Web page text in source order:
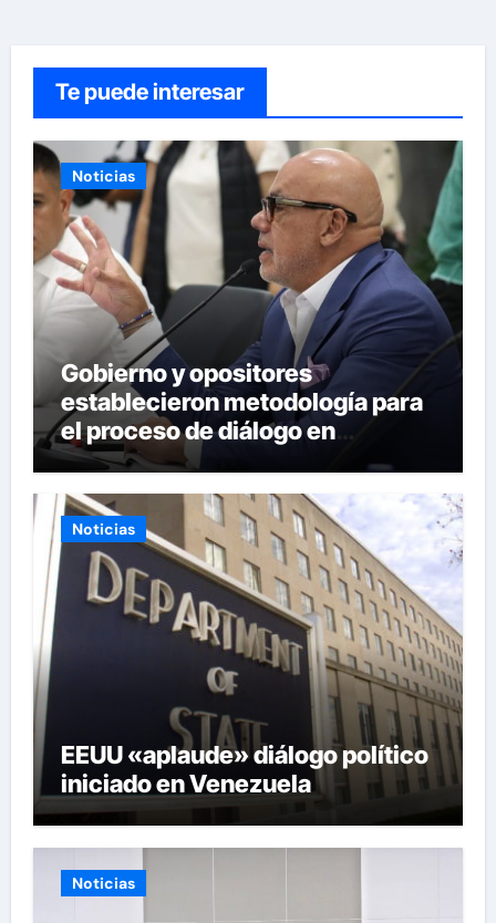
Te puede interesar
Noticias
Gobierno y opositores
establecieron metodología para
el proceso de diálogo en
Venezuela
Noticias
EEUU «aplaude» diálogo político
iniciado en Venezuela
Noticias